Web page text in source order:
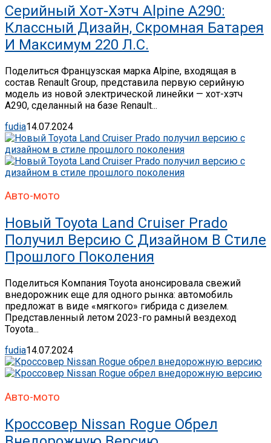
Серийный Хот-Хэтч Alpine A290:
Классный Дизайн, Скромная Батарея
И Максимум 220 Л.с.
Поделиться Французская марка Alpine, входящая в
состав Renault Group, представила первую серийную
модель из новой электрической линейки — хот-хэтч
A290, сделанный на базе Renault...
fudia14.07.2024
Авто-мото
Новый Toyota Land Cruiser Prado
Получил Версию С Дизайном В Стиле
Прошлого Поколения
Поделиться Компания Toyota анонсировала свежий
внедорожник еще для одного рынка: автомобиль
предложат в виде «мягкого» гибрида с дизелем.
Представленный летом 2023-го рамный вездеход
Toyota...
fudia14.07.2024
Авто-мото
Кроссовер Nissan Rogue Обрел